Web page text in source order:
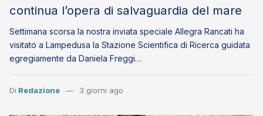
continua l’opera di salvaguardia del mare
Settimana scorsa la nostra inviata speciale Allegra Rancati ha
visitato a Lampedusa la Stazione Scientifica di Ricerca guidata
egregiamente da Daniela Freggi…
Di Redazione 3 giorni ago